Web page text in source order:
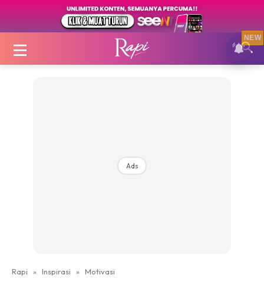
Login|Register
Nutrisi
Ads
Rapi » Inspirasi » Motivasi
NEW